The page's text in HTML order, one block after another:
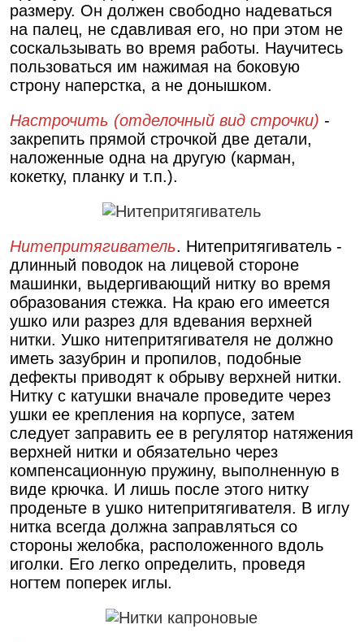
размеру. Он должен свободно надеваться
на палец, не сдавливая его, но при этом не
соскальзывать во время работы. Научитесь
пользоваться им нажимая на боковую
строну наперстка, а не донышком.
Настрочить (отделочный вид строчки) -
закрепить прямой строчкой две детали,
наложенные одна на другую (карман,
кокетку, планку и т.п.).
Нитепритягиватель. Нитепритягиватель -
длинный поводок на лицевой стороне
машинки, выдергивающий нитку во время
образования стежка. На краю его имеется
ушко или разрез для вдевания верхней
нитки. Ушко нитепритягивателя не должно
иметь зазубрин и пропилов, подобные
дефекты приводят к обрыву верхней нитки.
Нитку с катушки вначале проведите через
ушки ее крепления на корпусе, затем
следует заправить ее в регулятор натяжения
верхней нитки и обязательно через
компенсационную пружину, выполненную в
виде крючка. И лишь после этого нитку
проденьте в ушко нитепритягивателя. В иглу
нитка всегда должна заправляться со
стороны желобка, расположенного вдоль
иголки. Его легко определить, проведя
ногтем поперек иглы.